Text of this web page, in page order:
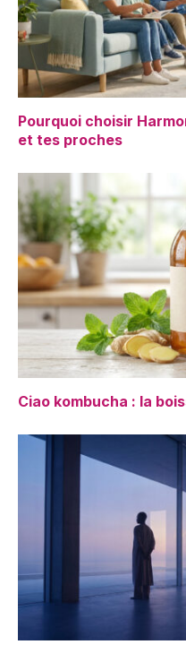
Pourquoi choisir
et tes proches
Ciao kombucha : la